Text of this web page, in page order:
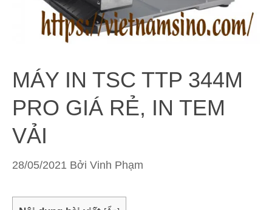
MÁY IN TSC TTP 344M
PRO GIÁ RẺ, IN TEM
VẢI
28/05/2021 Bởi Vinh Phạm